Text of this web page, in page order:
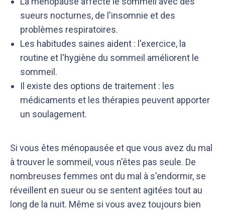
sueurs nocturnes, de l'insomnie et des
problèmes respiratoires.
Les habitudes saines aident : l'exercice, la
routine et l'hygiène du sommeil améliorent le
sommeil.
Il existe des options de traitement : les
médicaments et les thérapies peuvent apporter
un soulagement.
Si vous êtes ménopausée et que vous avez du mal
à trouver le sommeil, vous n'êtes pas seule. De
nombreuses femmes ont du mal à s'endormir, se
réveillent en sueur ou se sentent agitées tout au
long de la nuit. Même si vous avez toujours bien